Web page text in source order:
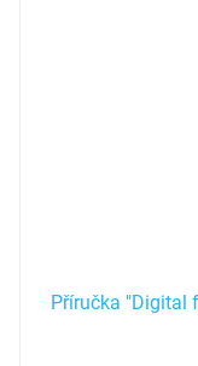
Příručka "Digital